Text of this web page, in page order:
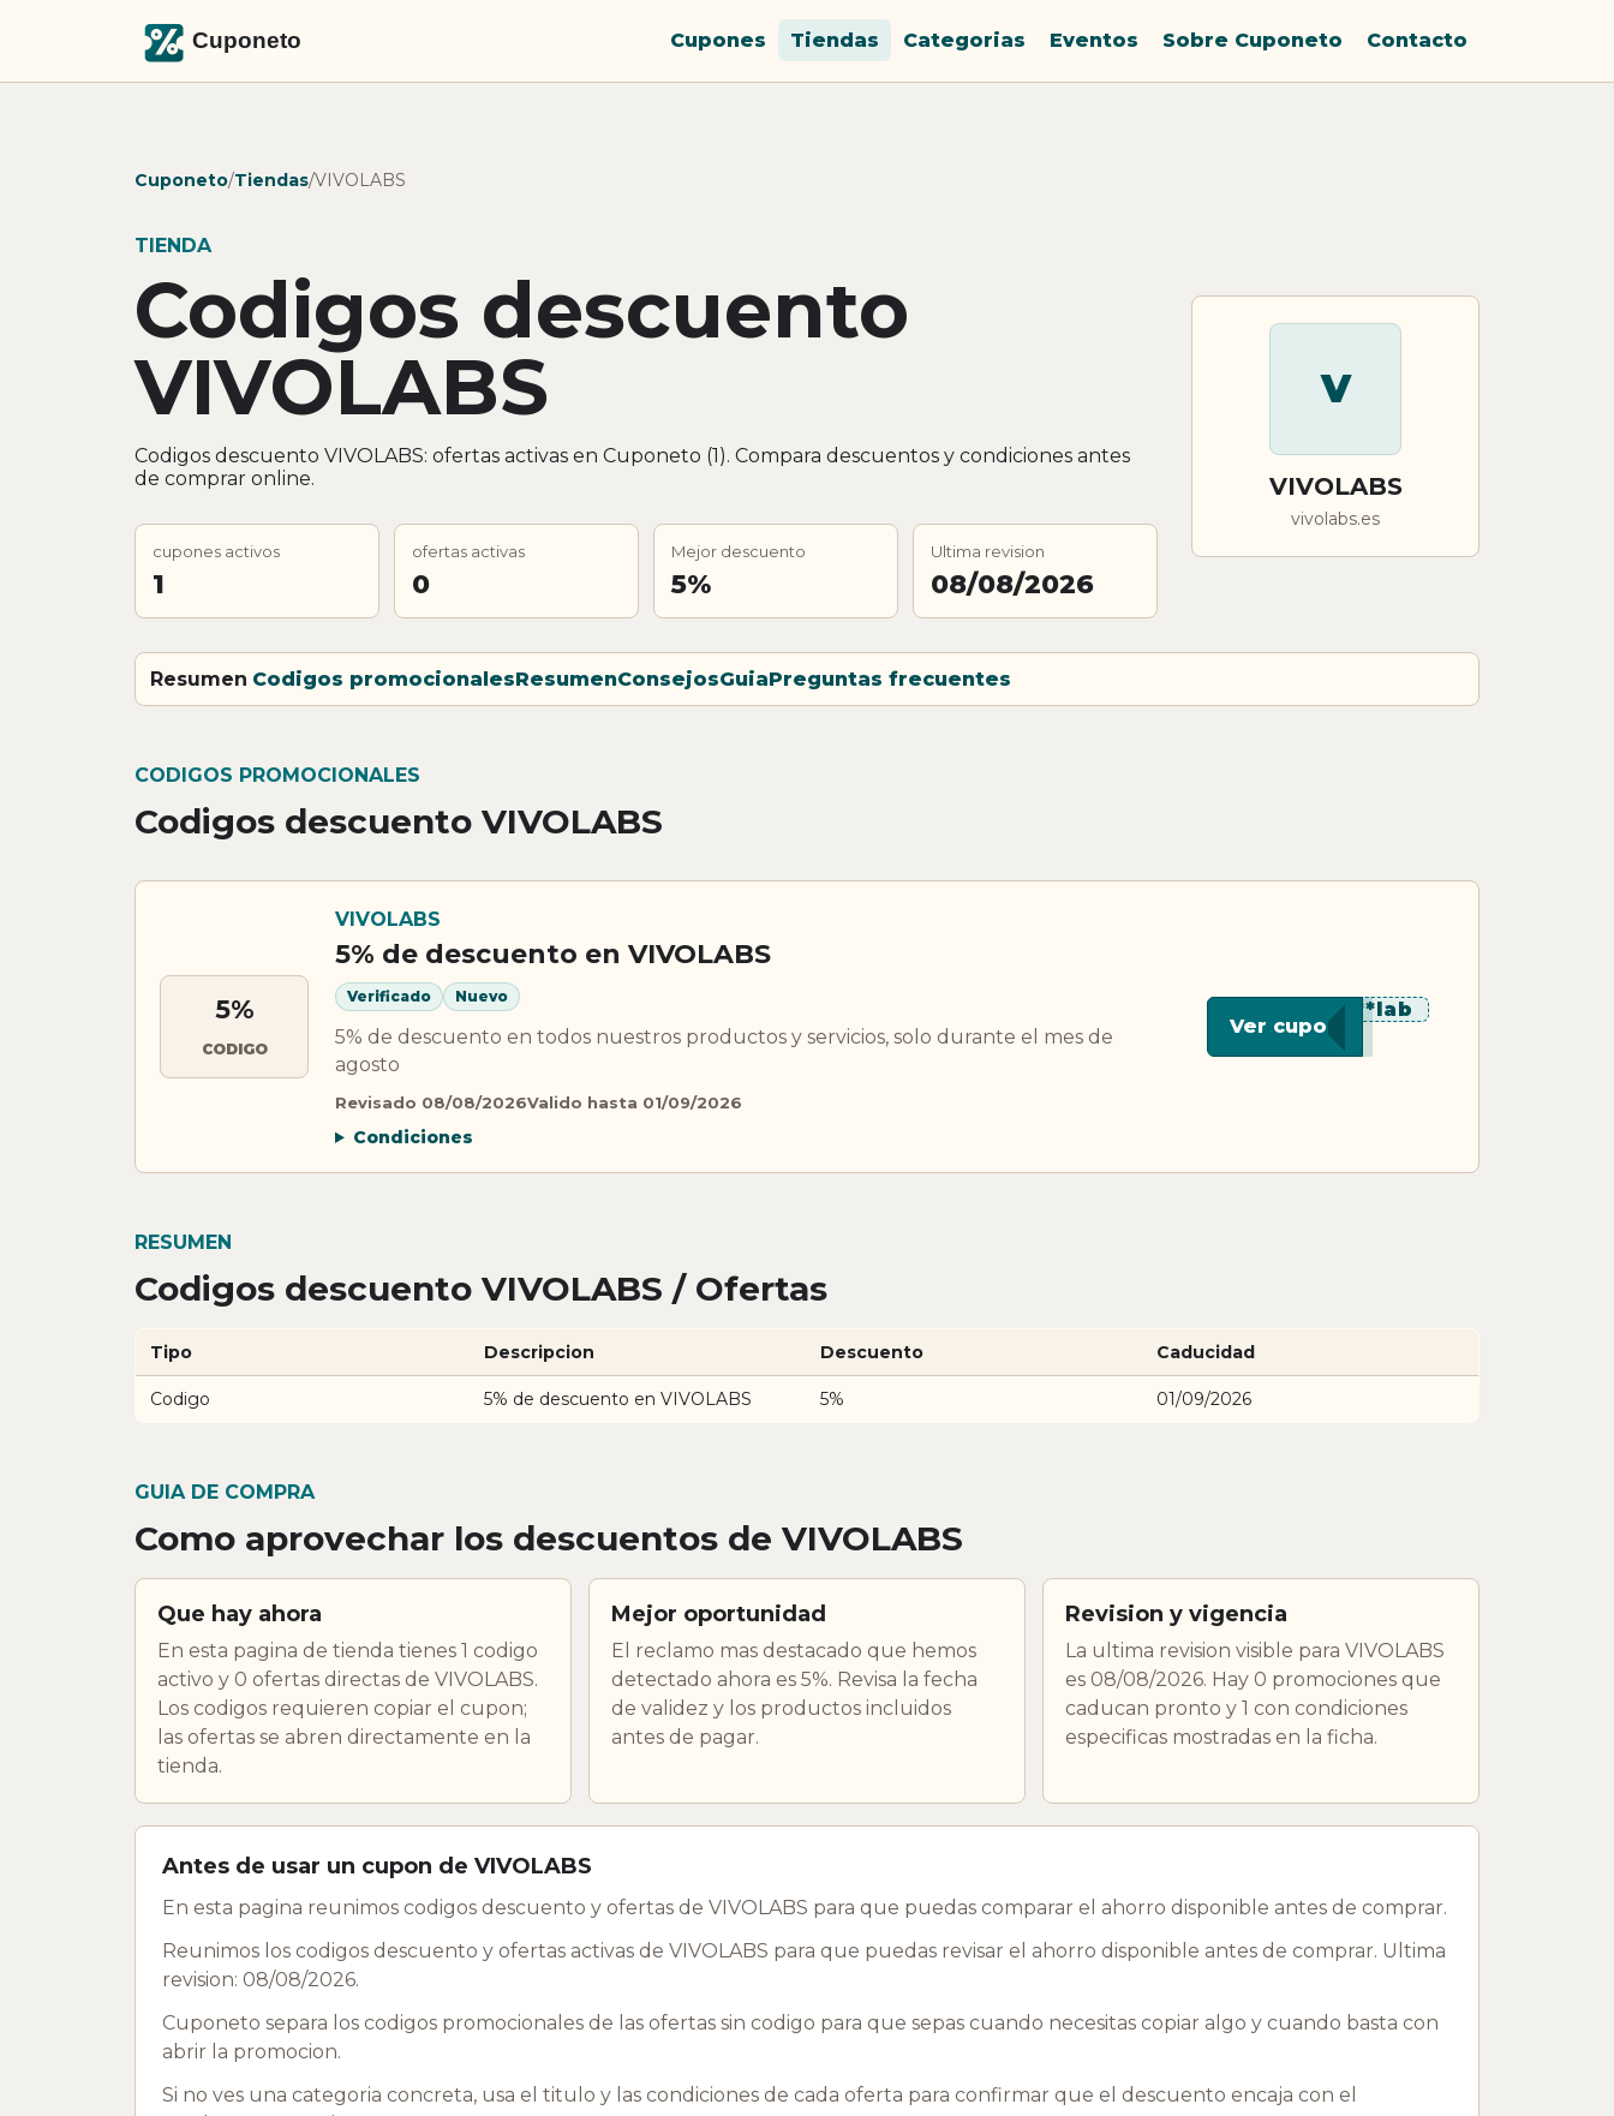
Cupones Tiendas Categorias Eventos Sobre Cuponeto Contacto
Cuponeto/Tiendas/VIVOLABS
TIENDA
Codigos descuento
VIVOLABS
Codigos descuento VIVOLABS: ofertas activas en Cuponeto (1). Compara descuentos y condiciones antes
de comprar online.
cupones activos
1
ofertas activas
0
Mejor descuento
5%
Ultima revision
08/08/2026
V
VIVOLABS
vivolabs.es
Resumen Codigos promocionalesResumenConsejosGuiaPreguntas frecuentes
CODIGOS PROMOCIONALES
Codigos descuento VIVOLABS
5%
CODIGO
VIVOLABS
5% de descuento en VIVOLABS
Verificado Nuevo
5% de descuento en todos nuestros productos y servicios, solo durante el mes de
agosto
Revisado 08/08/2026Valido hasta 01/09/2026
Condiciones
******lab
Ver cupon
RESUMEN
Codigos descuento VIVOLABS / Ofertas
Tipo Descripcion Descuento Caducidad
Codigo 5% de descuento en VIVOLABS 5% 01/09/2026
GUIA DE COMPRA
Como aprovechar los descuentos de VIVOLABS
Que hay ahora
En esta pagina de tienda tienes 1 codigo
activo y 0 ofertas directas de VIVOLABS.
Los codigos requieren copiar el cupon;
las ofertas se abren directamente en la
tienda.
Mejor oportunidad
El reclamo mas destacado que hemos
detectado ahora es 5%. Revisa la fecha
de validez y los productos incluidos
antes de pagar.
Revision y vigencia
La ultima revision visible para VIVOLABS
es 08/08/2026. Hay 0 promociones que
caducan pronto y 1 con condiciones
especificas mostradas en la ficha.
Antes de usar un cupon de VIVOLABS
En esta pagina reunimos codigos descuento y ofertas de VIVOLABS para que puedas comparar el ahorro disponible antes de comprar.
Reunimos los codigos descuento y ofertas activas de VIVOLABS para que puedas revisar el ahorro disponible antes de comprar. Ultima
revision: 08/08/2026.
Cuponeto separa los codigos promocionales de las ofertas sin codigo para que sepas cuando necesitas copiar algo y cuando basta con
abrir la promocion.
Si no ves una categoria concreta, usa el titulo y las condiciones de cada oferta para confirmar que el descuento encaja con el